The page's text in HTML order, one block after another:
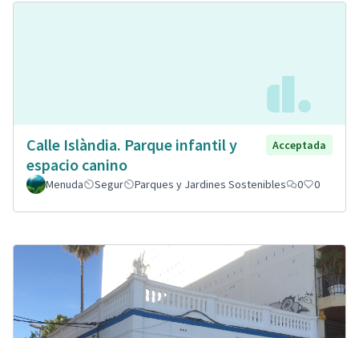
Calle Islàndia. Parque infantil y
espacio canino
Acceptada
Menuda Segur Parques y Jardines Sostenibles 0 0